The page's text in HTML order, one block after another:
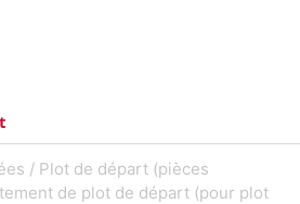
/ Plot de départ (pièces
de plot de départ (pour plot